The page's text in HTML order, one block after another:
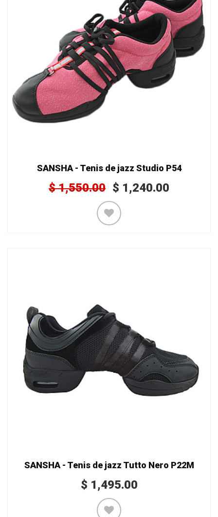
SANSHA - Tenis de jazz Studio P54
$1,550.00 $ 1,240.00
SANSHA - Tenis de jazz Tutto Nero P22M
$ 1,495.00